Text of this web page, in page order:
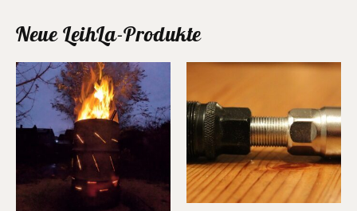
Neue LeihLa-Produkte